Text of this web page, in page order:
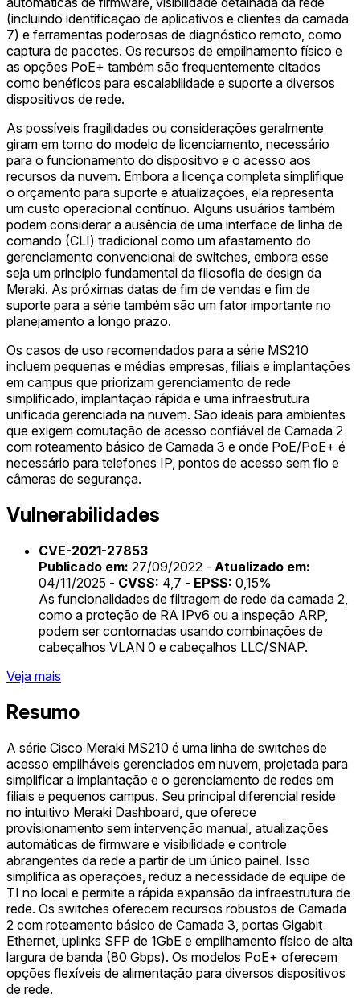
(incluindo identificação de aplicativos e clientes da camada
7) e ferramentas poderosas de diagnóstico remoto, como
captura de pacotes. Os recursos de empilhamento físico e
as opções PoE+ também são frequentemente citados
como benéficos para escalabilidade e suporte a diversos
dispositivos de rede.
As possíveis fragilidades ou considerações geralmente
giram em torno do modelo de licenciamento, necessário
para o funcionamento do dispositivo e o acesso aos
recursos da nuvem. Embora a licença completa simplifique
o orçamento para suporte e atualizações, ela representa
um custo operacional contínuo. Alguns usuários também
podem considerar a ausência de uma interface de linha de
comando (CLI) tradicional como um afastamento do
gerenciamento convencional de switches, embora esse
seja um princípio fundamental da filosofia de design da
Meraki. As próximas datas de fim de vendas e fim de
suporte para a série também são um fator importante no
planejamento a longo prazo.
Os casos de uso recomendados para a série MS210
incluem pequenas e médias empresas, filiais e implantações
em campus que priorizam gerenciamento de rede
simplificado, implantação rápida e uma infraestrutura
unificada gerenciada na nuvem. São ideais para ambientes
que exigem comutação de acesso confiável de Camada 2
com roteamento básico de Camada 3 e onde PoE/PoE+ é
necessário para telefones IP, pontos de acesso sem fio e
câmeras de segurança.
Vulnerabilidades
CVE-2021-27853
Publicado em: 27/09/2022 - Atualizado em:
04/11/2025 - CVSS: 4,7 - EPSS: 0,15%
As funcionalidades de filtragem de rede da camada 2,
como a proteção de RA IPv6 ou a inspeção ARP,
podem ser contornadas usando combinações de
cabeçalhos VLAN 0 e cabeçalhos LLC/SNAP.
Veja mais
Resumo
A série Cisco Meraki MS210 é uma linha de switches de
acesso empilháveis gerenciados em nuvem, projetada para
simplificar a implantação e o gerenciamento de redes em
filiais e pequenos campus. Seu principal diferencial reside
no intuitivo Meraki Dashboard, que oferece
provisionamento sem intervenção manual, atualizações
automáticas de firmware e visibilidade e controle
abrangentes da rede a partir de um único painel. Isso
simplifica as operações, reduz a necessidade de equipe de
TI no local e permite a rápida expansão da infraestrutura de
rede. Os switches oferecem recursos robustos de Camada
2 com roteamento básico de Camada 3, portas Gigabit
Ethernet, uplinks SFP de 1GbE e empilhamento físico de alta
largura de banda (80 Gbps). Os modelos PoE+ oferecem
opções flexíveis de alimentação para diversos dispositivos
de rede.